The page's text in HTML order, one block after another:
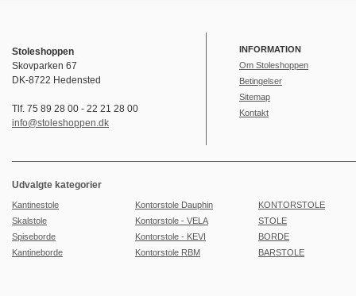
Stoleshoppen
Skovparken 67
DK-8722 Hedensted
Tlf. 75 89 28 00 - 22 21 28 00
info@stoleshoppen.dk
INFORMATION
Om Stoleshoppen
Betingelser
Sitemap
Kontakt
Udvalgte kategorier
Kantinestole
Skalstole
Spiseborde
Kantineborde
Kontorstole Dauphin
Kontorstole - VELA
Kontorstole - KEVI
Kontorstole RBM
KONTORSTOLE
STOLE
BORDE
BARSTOLE